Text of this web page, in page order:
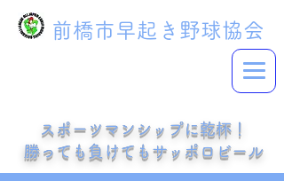
前橋市早起き野球協会
スポーツマンシップに乾杯！
​勝っても負けてもサッポロビール